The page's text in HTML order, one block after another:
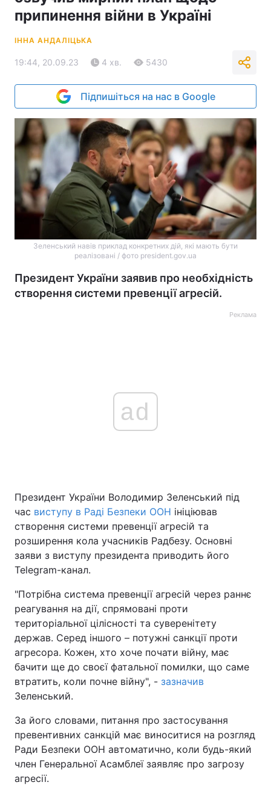
припинення війни в Україні
ІННА АНДАЛІЦЬКА
19:44, 20.09.23 4 хв. 5430
Підпишіться на нас в Google
Зеленський навів приклад конкретних дій, які мають бути
реалізовані / фото president.gov.ua
Президент України заявив про необхідність
створення системи превенції агресій.
Реклама
ad
Президент України Володимир Зеленський під
час виступу в Раді Безпеки ООН ініціював
створення системи превенції агресій та
розширення кола учасників Радбезу. Основні
заяви з виступу президента приводить його
Telegram-канал.
"Потрібна система превенції агресій через раннє
реагування на дії, спрямовані проти
територіальної цілісності та суверенітету
держав. Серед іншого – потужні санкції проти
агресора. Кожен, хто хоче почати війну, має
бачити ще до своєї фатальної помилки, що саме
втратить, коли почне війну", - зазначив
Зеленський.
За його словами, питання про застосування
превентивних санкцій має виноситися на розгляд
Ради Безпеки ООН автоматично, коли будь-який
член Генеральної Асамблеї заявляє про загрозу
агресії.